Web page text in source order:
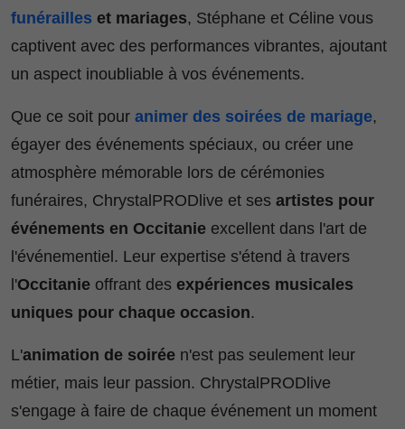
funérailles et mariages, Stéphane et Céline vous
captivent avec des performances vibrantes, ajoutant
un aspect inoubliable à vos événements.
Que ce soit pour animer des soirées de mariage,
égayer des événements spéciaux, ou créer une
atmosphère mémorable lors de cérémonies
funéraires, ChrystalPRODlive et ses artistes pour
événements en Occitanie excellent dans l'art de
l'événementiel. Leur expertise s'étend à travers
l'Occitanie offrant des expériences musicales
uniques pour chaque occasion.
L'animation de soirée n'est pas seulement leur
métier, mais leur passion. ChrystalPRODlive
s'engage à faire de chaque événement un moment